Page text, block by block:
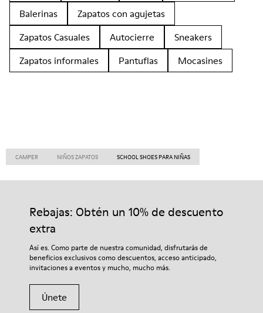
Balerinas
Zapatos con agujetas
Zapatos Casuales
Autocierre
Sneakers
Zapatos informales
Pantuflas Mocasines
CAMPER NIÑOS ZAPATOS SCHOOL SHOES PARA NIÑAS
Rebajas: Obtén un 10% de descuento
extra
Así es. Como parte de nuestra comunidad, disfrutarás de
beneficios exclusivos como descuentos, acceso anticipado,
invitaciones a eventos y mucho, mucho más.
Únete